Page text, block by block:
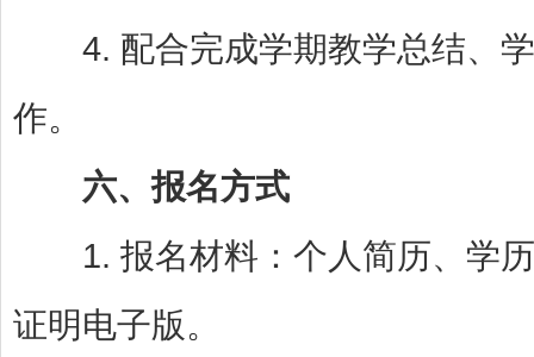
4. 配合完成学期教学总结、学
作。
六、报名方式
1. 报名材料：个人简历、学历
证明电子版。